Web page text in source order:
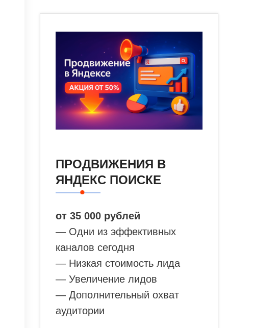
ПРОДВИЖЕНИЯ В
ЯНДЕКС ПОИСКЕ
от 35 000 рублей
— Одни из эффективных
каналов сегодня
— Низкая стоимость лида
— Увеличение лидов
— Дополнительный охват
аудитории